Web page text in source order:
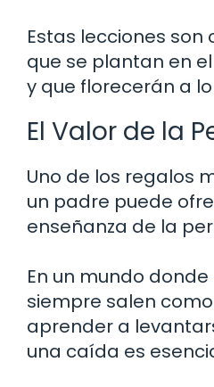
Estas lecciones son
que se plantan en
y que florecerán a
El Valor de la
Uno de los regalos
un padre puede
enseñanza de la
En un mundo
siempre salen
aprender a
una caída es